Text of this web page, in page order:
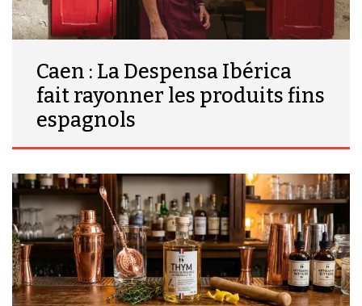
Caen : La Despensa Ibérica
fait rayonner les produits fins
espagnols